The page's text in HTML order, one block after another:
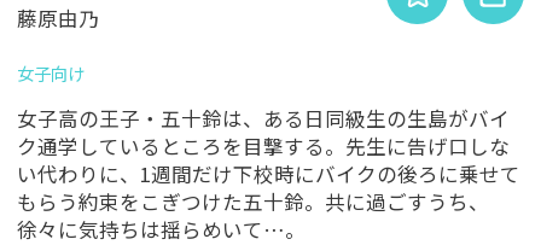
藤原由乃
女子向け
女子高の王子・五十鈴は、ある日同級生の生島がバイ
ク通学しているところを目撃する。先生に告げ口しな
い代わりに、1週間だけ下校時にバイクの後ろに乗せて
もらう約束をこぎつけた五十鈴。共に過ごすうち、
徐々に気持ちは揺らめいて…。